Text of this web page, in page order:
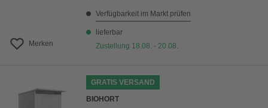
Merken
Verfügbarkeit im Markt prüfen
lieferbar
Zustellung 18.08. - 20.08.
GRATIS VERSAND
BIOHORT